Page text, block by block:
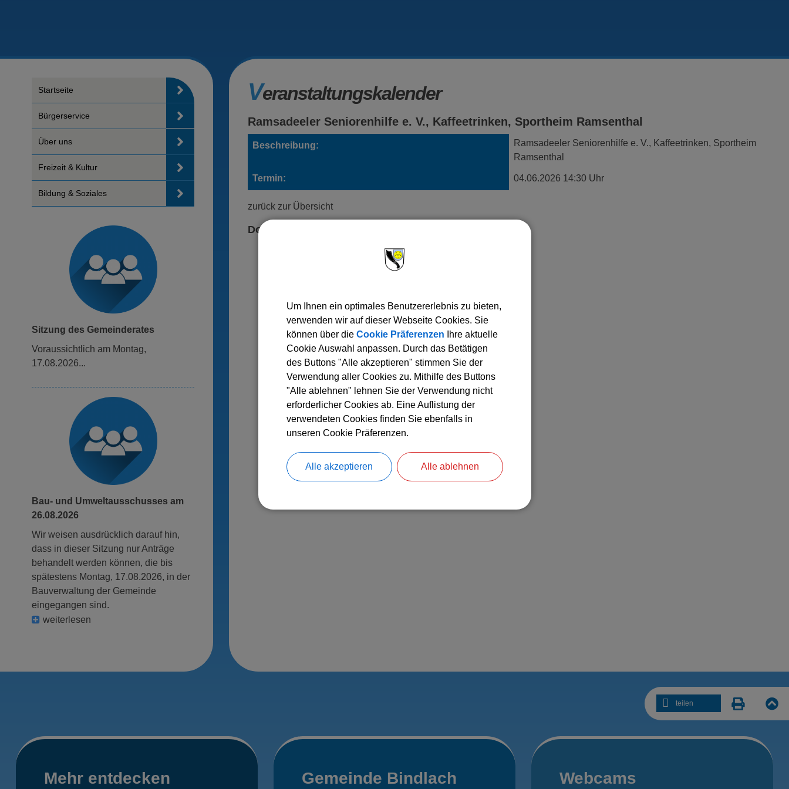
Startseite
Bürgerservice
Über uns
Freizeit & Kultur
Bildung & Soziales
Sitzung des Gemeinderates
voraussichtlich am Montag,
17.08.2026...
Bau- und Umweltausschusses am
26.08.2026
Wir weisen ausdrücklich darauf hin,
dass in dieser Sitzung nur Anträge
behandelt werden können, die bis
spätestens Montag, 17.08.2026, in der
Bauverwaltung der Gemeinde
eingegangen sind.
weiterlesen
Veranstaltungskalender
Ramsadeeler Seniorenhilfe e. V., Kaffeetrinken, Sportheim Ramsenthal
Beschreibung:
Ramsadeeler Seniorenhilfe e. V., Kaffeetrinken, Sportheim
Ramsenthal
Termin: 04.06.2026 14:30 Uhr
zurück zur Übersicht
Downloads
Den gewählten Termin als VCS-Kalenderdatei downloaden
teilen
Mehr
Mehr entdecken Gemeinde Bindlach Webcams
Um Ihnen ein optimales Benutzererlebnis zu bieten,
verwenden wir auf dieser Webseite Cookies. Sie
können über die Cookie Präferenzen Ihre aktuelle
Cookie Auswahl anpassen. Durch das Betätigen
des Buttons "Alle akzeptieren" stimmen Sie der
Verwendung aller Cookies zu. Mithilfe des Buttons
"Alle ablehnen" lehnen Sie der Verwendung nicht
erforderlicher Cookies ab. Eine Auflistung der
verwendeten Cookies finden Sie ebenfalls in
unseren Cookie Präferenzen.
Alle akzeptieren Alle ablehnen